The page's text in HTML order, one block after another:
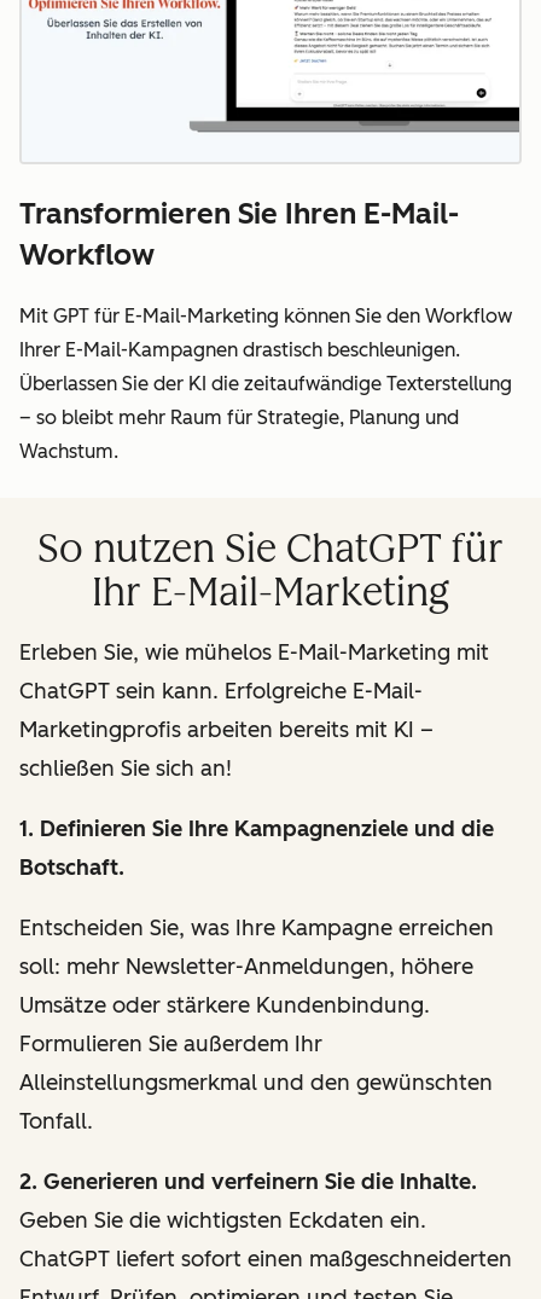
Transformieren Sie Ihren E-Mail-
Workflow
Mit GPT für E-Mail-Marketing können Sie den Workflow
Ihrer E-Mail-Kampagnen drastisch beschleunigen.
Überlassen Sie der KI die zeitaufwändige Texterstellung
– so bleibt mehr Raum für Strategie, Planung und
Wachstum.
So nutzen Sie ChatGPT für
Ihr E-Mail-Marketing
Erleben Sie, wie mühelos E-Mail-Marketing mit
ChatGPT sein kann. Erfolgreiche E-Mail-
Marketingprofis arbeiten bereits mit KI –
schließen Sie sich an!
1. Definieren Sie Ihre Kampagnenziele und die
Botschaft.
Entscheiden Sie, was Ihre Kampagne erreichen
soll: mehr Newsletter-Anmeldungen, höhere
Umsätze oder stärkere Kundenbindung.
Formulieren Sie außerdem Ihr
Alleinstellungsmerkmal und den gewünschten
Tonfall.
2. Generieren und verfeinern Sie die Inhalte.
Geben Sie die wichtigsten Eckdaten ein.
ChatGPT liefert sofort einen maßgeschneiderten